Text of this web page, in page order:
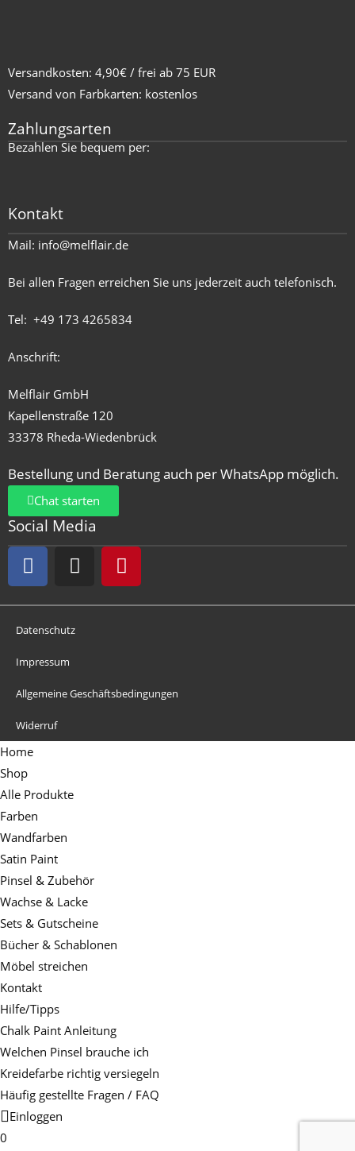
Versandkosten: 4,90€ / frei ab 75 EUR
Versand von Farbkarten: kostenlos
Zahlungsarten
Bezahlen Sie bequem per:
Kontakt
Mail: info@melflair.de
Bei allen Fragen erreichen Sie uns jederzeit auch telefonisch.
Tel: +49 173 4265834
Anschrift:
Melflair GmbH
Kapellenstraße 120
33378 Rheda-Wiedenbrück
Bestellung und Beratung auch per WhatsApp möglich.
Chat starten
Social Media
Datenschutz
Impressum
Allgemeine Geschäftsbedingungen
Widerruf
Home
Shop
Alle Produkte
Farben
Wandfarben
Satin Paint
Pinsel & Zubehör
Wachse & Lacke
Sets & Gutscheine
Bücher & Schablonen
Möbel streichen
Kontakt
Hilfe/Tipps
Chalk Paint Anleitung
Welchen Pinsel brauche ich
Kreidefarbe richtig versiegeln
Häufig gestellte Fragen / FAQ
Einloggen
0